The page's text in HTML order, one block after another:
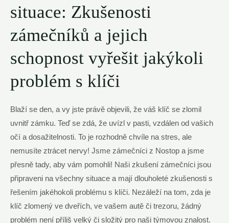
situace: Zkušenosti
zámečníků a jejich
schopnost vyřešit jakýkoli
problém s klíči
Blaží se den, a vy jste právě objevili, že váš klíč se zlomil
uvnitř zámku. Teď se zdá, že uvízl v pasti, vzdálen od vašich
očí a dosažitelnosti. To je rozhodně chvíle na stres, ale
nemusíte ztrácet nervy! Jsme zámečníci z Nostop a jsme
přesně tady, aby vám pomohli! Naši zkušení zámečníci jsou
připraveni na všechny situace a mají dlouholeté zkušenosti s
řešením jakéhokoli problému s klíči. Nezáleží na tom, zda je
klíč zlomený ve dveřích, ve vašem autě či trezoru, žádný
problém není příliš velký či složitý pro naši týmovou znalost.